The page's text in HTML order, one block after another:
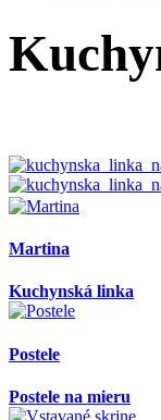
AdmirorGallery 4.5.0
Martina
Kuchynská linka
Postele
Postele na mieru